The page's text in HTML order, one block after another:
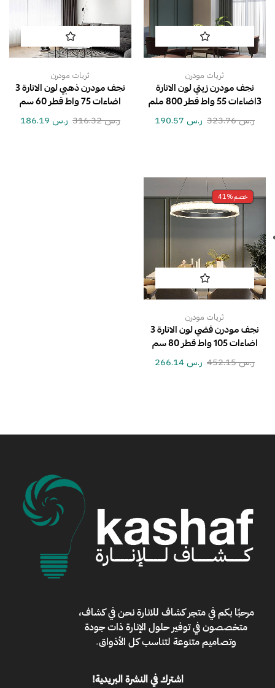
ثريات مودرن
نجف مودرن زيتي لون الانارة
3اضاءات 55 واط قطر 800 ملم
ر.س323.76 ر.س
ثريات مودرن
نجف مودرن ذهبي لون الانارة 3
اضاءات 75 واط قطر 60 سم
ر.س316.32 ر.س
خصم41%
ثريات مودرن
نجف مودرن فضي لون الانارة 3
اضاءات 105 واط قطر 80 سم
ر.س452.15 ر.س
مرحبًا بكم فيمتجر كشاف للانارةنحن في كشاف،
متخصصون في توفير حلول الإنارة ذات جودة
وتصاميم متنوعة لتناسب كل الأذواق.
اشترك في النشرة البريدية!